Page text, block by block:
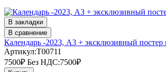
В закладки
В сравнение
Календарь -2023, А3 + эксклюзивный постер
Артикул:T00711
7500₽ Без НДС:7500₽